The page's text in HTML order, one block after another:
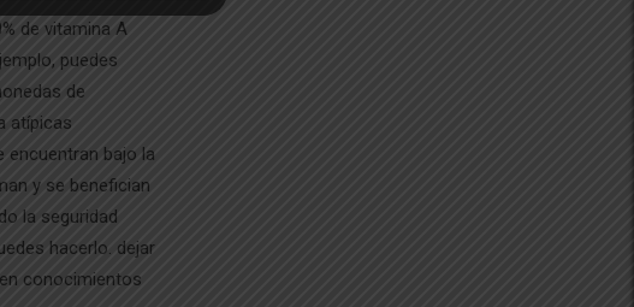
de vitamina A
puedes
de
atípicas
encuentran bajo la
y se benefician
la seguridad
hacerlo. dejar
conocimientos